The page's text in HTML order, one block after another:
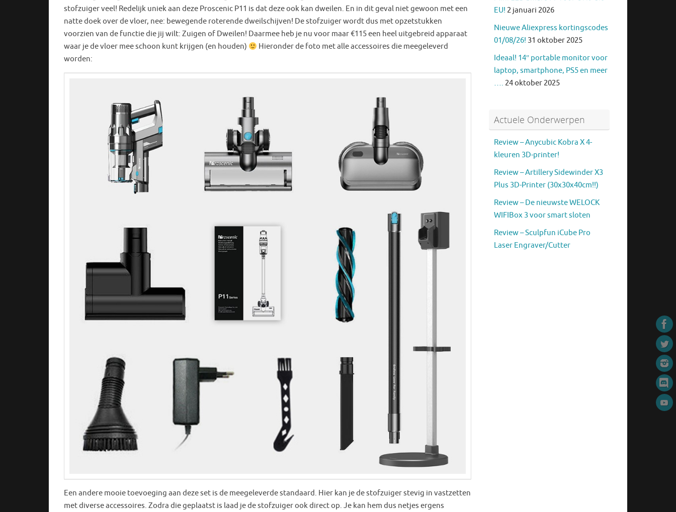
stofzuiger veel! Redelijk uniek aan deze Proscenic P11 is dat deze ook kan dweilen. En in dit geval niet gewoon met een
natte doek over de vloer, nee: bewegende roterende dweilschijven! De stofzuiger wordt dus met opzetstukken
voorzien van de functie die jij wilt: Zuigen of Dweilen! Daarmee heb je nu voor maar €115 een heel uitgebreid apparaat
waar je de vloer mee schoon kunt krijgen (en houden)
Hieronder de foto met alle accessoires die meegeleverd
worden:
Een andere mooie toevoeging aan deze set is de meegeleverde standaard. Hier kan je de stofzuiger stevig in vastzetten
met diverse accessoires. Zodra die geplaatst is laad je de stofzuiger ook direct op. Je kan hem dus netjes ergens
EU! 2 januari 2026
Nieuwe Aliexpress kortingscodes
01/08/26! 31 oktober 2025
Ideaal! 14″ portable monitor voor
laptop, smartphone, PS5 en meer
…. 24 oktober 2025
Actuele Onderwerpen
Review – Anycubic Kobra X 4-
kleuren 3D-printer!
Review – Artillery Sidewinder X3
Plus 3D-Printer (30x30x40cm!!)
Review – De nieuwste WELOCK
WIFIBox 3 voor smart sloten
Review – Sculpfun iCube Pro
Laser Engraver/Cutter